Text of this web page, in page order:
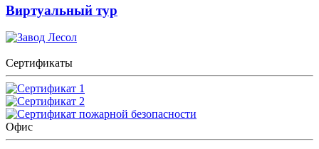
Виртуальный тур
Сертификаты
Офис